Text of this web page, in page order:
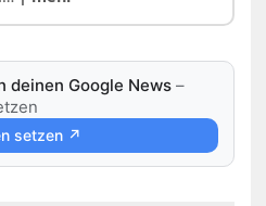
deinen Google News –
setzen ↗